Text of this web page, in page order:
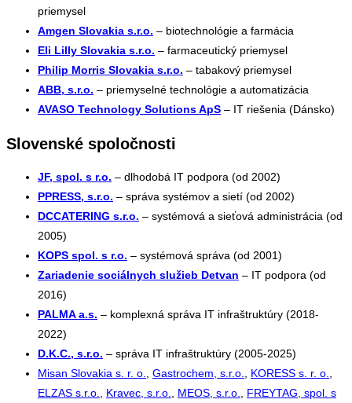
priemysel
Amgen Slovakia s.r.o. – biotechnológie a farmácia
Eli Lilly Slovakia s.r.o. – farmaceutický priemysel
Philip Morris Slovakia s.r.o. – tabakový priemysel
ABB, s.r.o. – priemyselné technológie a automatizácia
AVASO Technology Solutions ApS – IT riešenia (Dánsko)
Slovenské spoločnosti
JF, spol. s r.o. – dlhodobá IT podpora (od 2002)
PPRESS, s.r.o. – správa systémov a sietí (od 2002)
DCCATERING s.r.o. – systémová a sieťová administrácia (od
2005)
KOPS spol. s r.o. – systémová správa (od 2001)
Zariadenie sociálnych služieb Detvan – IT podpora (od
2016)
PALMA a.s. – komplexná správa IT infraštruktúry (2018-
2022)
D.K.C., s.r.o. – správa IT infraštruktúry (2005-2025)
Misan Slovakia s. r. o., Gastrochem, s.r.o., KORESS s. r. o.,
ELZAS s.r.o., Kravec, s.r.o., MEOS, s.r.o., FREYTAG, spol. s